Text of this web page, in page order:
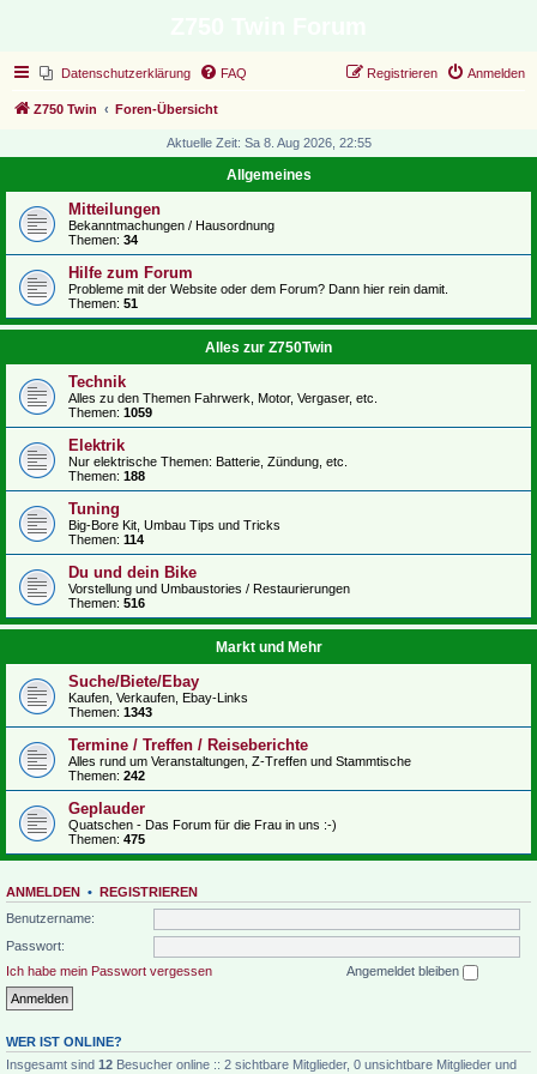
Datenschutzerklärung FAQ Anmelden
Registrieren
Z750 Twin Foren-Übersicht
Aktuelle Zeit: Sa 8. Aug 2026, 22:55
Allgemeines
Mitteilungen
Bekanntmachungen / Hausordnung
Themen: 34
Hilfe zum Forum
Probleme mit der Website oder dem Forum? Dann hier rein damit.
Themen: 51
Alles zur Z750Twin
Technik
Alles zu den Themen Fahrwerk, Motor, Vergaser, etc.
Themen: 1059
Elektrik
Nur elektrische Themen: Batterie, Zündung, etc.
Themen: 188
Tuning
Big-Bore Kit, Umbau Tips und Tricks
Themen: 114
Du und dein Bike
Vorstellung und Umbaustories / Restaurierungen
Themen: 516
Markt und Mehr
Suche/Biete/Ebay
Kaufen, Verkaufen, Ebay-Links
Themen: 1343
Termine / Treffen / Reiseberichte
Alles rund um Veranstaltungen, Z-Treffen und Stammtische
Themen: 242
Geplauder
Quatschen - Das Forum für die Frau in uns :-)
Themen: 475
ANMELDEN • REGISTRIEREN
Benutzername:
Passwort:
Ich habe mein Passwort vergessen
Angemeldet bleiben
WER IST ONLINE?
Insgesamt sind 12 Besucher online :: 2 sichtbare Mitglieder, 0 unsichtbare Mitglieder und